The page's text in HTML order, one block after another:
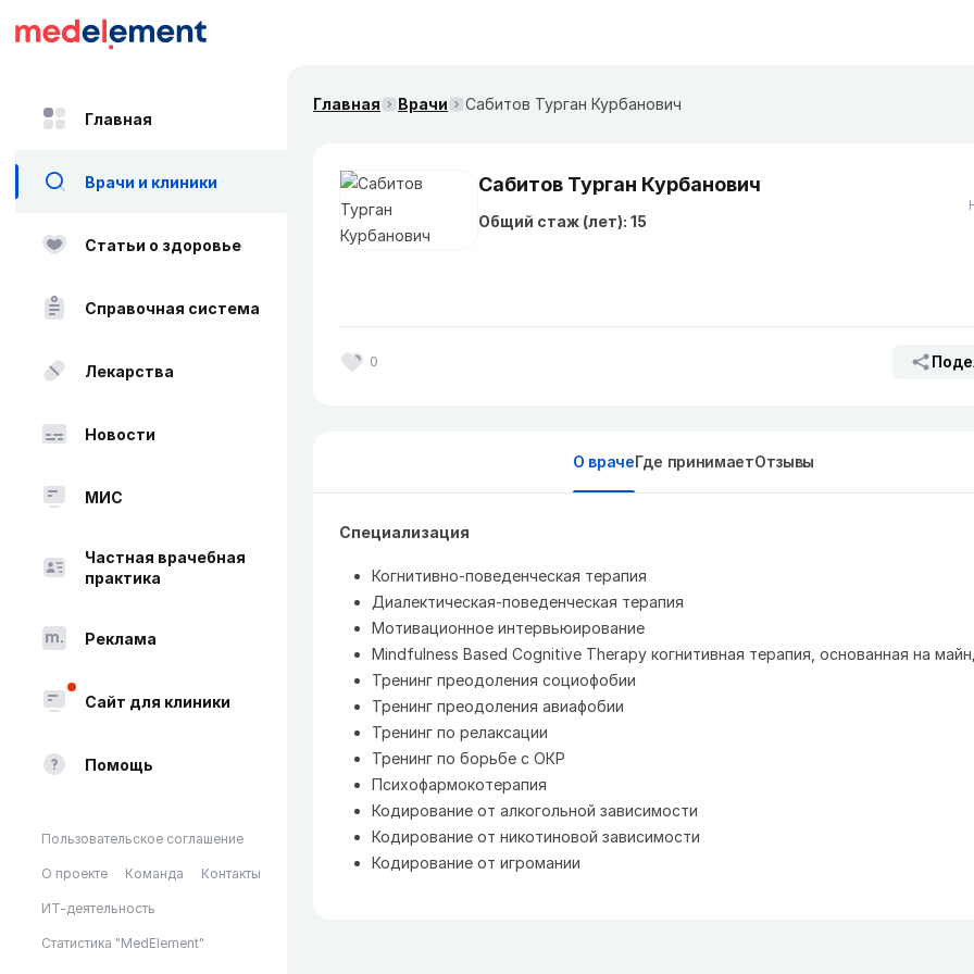
Главная
Врачи и клиники
Статьи о здоровье
Справочная система
Лекарства
Новости
МИС
Частная врачебная
практика
Реклама
Сайт для клиники
Помощь
Пользовательское соглашение
О проекте Команда Контакты
ИТ-деятельность
Статистика "MedElement"
Главная Врачи Сабитов Турган Курбанович
Сабитов Турган Курбанович
Общий стаж (лет): 15
0
О врачеГде принимаетОтзывы
Специализация
Когнитивно-поведенческая терапия
Диалектическая-поведенческая терапия
Мотивационное интервьюирование
Mindfulness Based Cognitive Therapy когнитивная терапия, основанная на
Тренинг преодоления социофобии
Тренинг преодоления авиафобии
Тренинг по релаксации
Тренинг по борьбе с ОКР
Психофармокотерапия
Кодирование от алкогольной зависимости
Кодирование от никотиновой зависимости
Кодирование от игромании